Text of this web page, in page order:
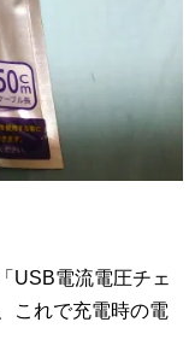
USB電流電圧チェ
これで充電時の電